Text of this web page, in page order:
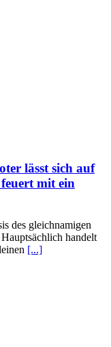
lässt sich auf
mit ein
des gleichnamigen
handelt
[...]